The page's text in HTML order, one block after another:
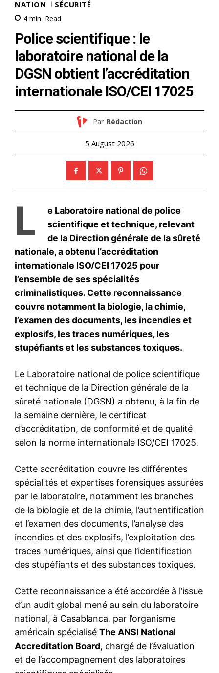
le1.ma
l'intelligence de
l'information
S'ABONNER MAINTENANT
Insight Publications
À propos
Nous contacter
Formules d’abonnement